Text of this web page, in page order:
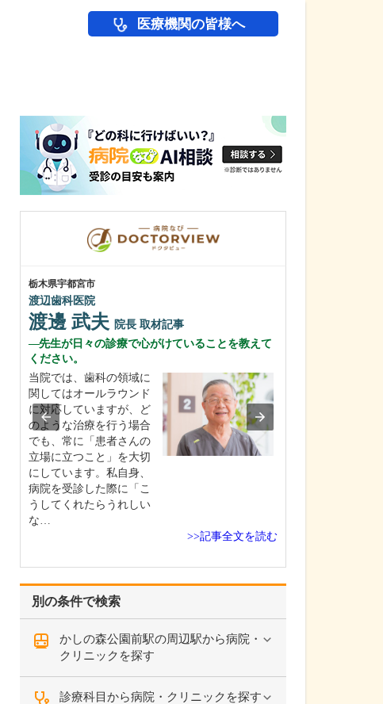
医療機関の皆様へ
別の条件で検索
かしの森公園前駅の周辺駅から病院・
クリニックを探す
診療科目から病院・クリニックを探す
栃木県宇都宮市
渡辺歯科医院
渡邊 武夫 院長 取材記事
先生が日々の診療で心がけていることを教えて
ください。
当院では、歯科の領域に
関してはオールラウンド
に対応していますが、ど
のような治療を行う場合
でも、常に「患者さんの
立場に立つこと」を大切
にしています。私自身、
病院を受診した際に「こ
うしてくれたらうれしい
な…
>>記事全文を読む